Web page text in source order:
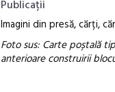
Publicații
Imagini din presă, cărți,
Foto sus: Carte poștală
anterioare construirii